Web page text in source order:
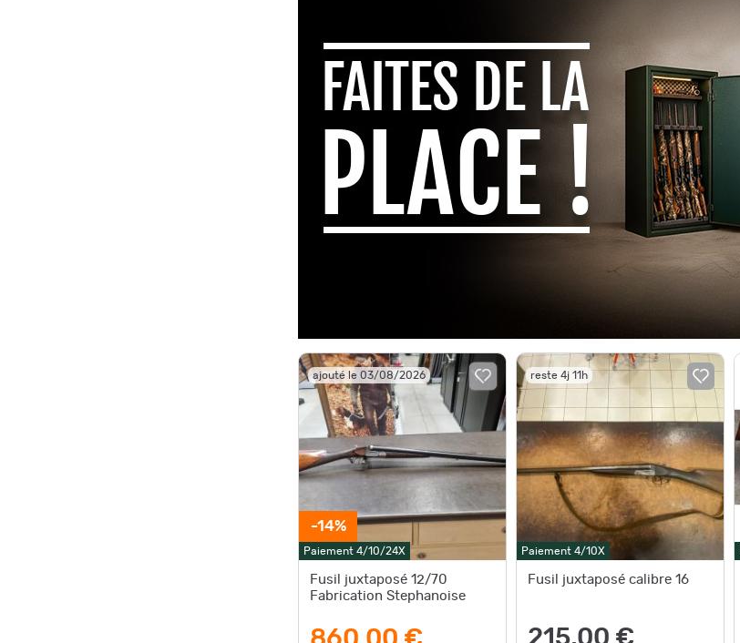
ajouté le 03/08/2026
-14%
Paiement 4/10/24X
Fusil juxtaposé 12/70
Fabrication Stephanoise
reste 4j 11h
Paiement 4/10X
Fusil juxtaposé calibre 16